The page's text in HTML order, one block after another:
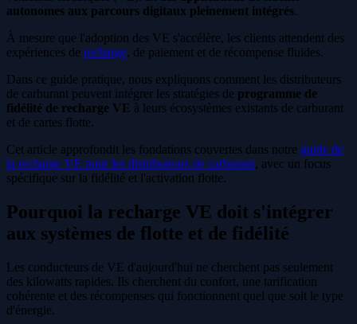
autonomes aux parcours digitaux pleinement intégrés.
À mesure que l'adoption des VE s'accélère, les clients attendent des
expériences de recharge, de paiement et de récompense fluides.
Dans ce guide pratique, nous expliquons comment les distributeurs
de carburant peuvent intégrer les stratégies de programme de
fidélité de recharge VE à leurs écosystèmes existants de carburant
et de cartes flotte.
Cet article approfondit les fondations couvertes dans notre guide de
la recharge VE pour les distributeurs de carburant, avec un focus
spécifique sur la fidélité et l'activation flotte.
Pourquoi la recharge VE doit s'intégrer
aux systèmes de flotte et de fidélité
Les conducteurs de VE d'aujourd'hui ne cherchent pas seulement
des kilowatts rapides. Ils cherchent du confort, une tarification
cohérente et des récompenses qui fonctionnent quel que soit le type
d'énergie.